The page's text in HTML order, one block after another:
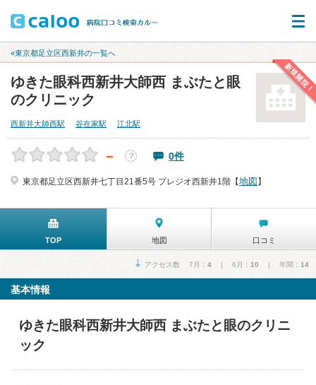
«東京都足立区西新井の一覧へ
新規開院！
ゆきた眼科西新井大師西 まぶたと眼
のクリニック
西新井大師西駅 谷在家駅 江北駅
－ ？ 0件
東京都足立区西新井七丁目21番5号 プレジオ西新井1階【地図 】
TOP 地図 口コミ
アクセス数 7月： 4 | 6月： 10 | 年間： 14
基本情報
ゆきた眼科西新井大師西 まぶたと眼のクリニ
ック